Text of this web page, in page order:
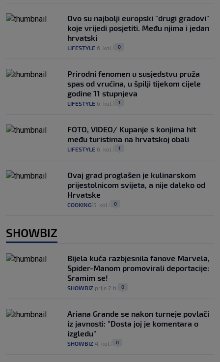
Ovo su najbolji europski "drugi gradovi"
koje vrijedi posjetiti. Među njima i jedan
hrvatski
LIFESTYLE 6. kol. 0
Prirodni fenomen u susjedstvu pruža
spas od vrućina, u špilji tijekom cijele
godine 11 stupnjeva
LIFESTYLE 6. kol. 1
FOTO, VIDEO/ Kupanje s konjima hit
među turistima na hrvatskoj obali
LIFESTYLE 6. kol. 1
Ovaj grad proglašen je kulinarskom
prijestolnicom svijeta, a nije daleko od
Hrvatske
COOKING 5. kol. 0
SHOWBIZ
Bijela kuća razbjesnila fanove Marvela,
Spider-Manom promovirali deportacije:
Sramim se!
SHOWBIZ prije 2 h 0
Ariana Grande se nakon turneje povlači
iz javnosti: "Dosta joj je komentara o
izgledu"
SHOWBIZ 4. kol. 0